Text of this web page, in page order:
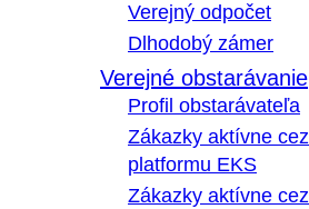
Verejný odpočet
Dlhodobý zámer
Verejné obstarávanie
Profil obstarávateľa
Zákazky aktívne
platformu EKS
Zákazky aktívne